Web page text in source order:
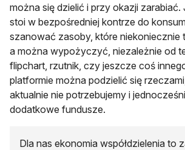
można się dzielić i przy okazji
stoi w bezpośredniej kontrze do
szanować zasoby, które niekoniecznie
a można wypożyczyć, niezależnie od
flipchart, rzutnik, czy jeszcze coś
platformie można podzielić się
aktualnie nie potrzebujemy i
dodatkowe fundusze.
Dla nas ekonomia współdzielenia to